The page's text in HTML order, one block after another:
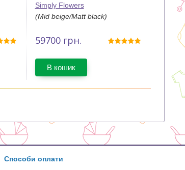
Simply Flowers
(Mid beige/Matt black)
59700грн.
В кошик
Способи оплати